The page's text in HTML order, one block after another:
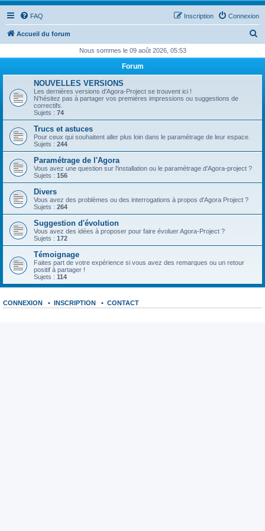
FAQ Connexion
Inscription
Accueil du forum
h
c
Nous sommes le 09 août 2026, 05:53
Forum
NOUVELLES VERSIONS
Les dernières versions d'Agora-Project se trouvent ici !
N'hésitez pas à partager vos premières impressions ou suggestions de
correctifs.
Sujets : 74
Trucs et astuces
Pour ceux qui souhaitent aller plus loin dans le paramétrage de leur espace.
Sujets : 244
Paramétrage de l'Agora
Vous avez une question sur l'installation ou le paramétrage d'Agora-project ?
Sujets : 156
Divers
Vous avez des problèmes ou des interrogations à propos d'Agora Project ?
Sujets : 264
Suggestion d'évolution
Vous avez des idées à proposer pour faire évoluer Agora-Project ?
Sujets : 172
Témoignage
Faites part de votre expérience si vous avez des remarques ou un retour
positif à partager !
Sujets : 114
CONNEXION • INSCRIPTION • CONTACT